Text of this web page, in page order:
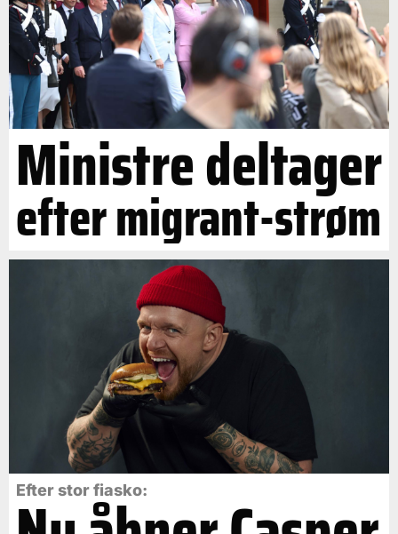
Ministre deltager
efter migrant-strøm
Efter stor fiasko: